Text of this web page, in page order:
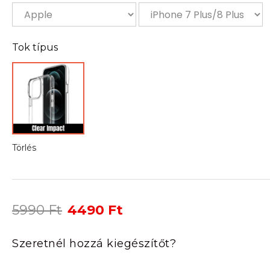
Tok típus
Törlés
5990Ft Original
was:
5990 Ft.
4490 Ft
is:
4490 Ft.
Szeretnél hozzá kiegészítőt?